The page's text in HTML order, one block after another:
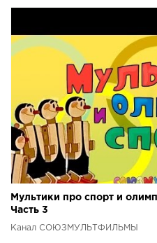
Мультики про спорт и
Часть 3
Канал СОЮЗМУЛЬТФИЛЬМЫ